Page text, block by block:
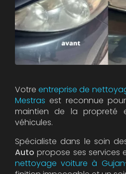
Votreentreprise de
Mestras est reconnue
maintien de la propreté
véhicules.
Spécialiste dans le soin
Auto propose ses services
nettoyage voiture à